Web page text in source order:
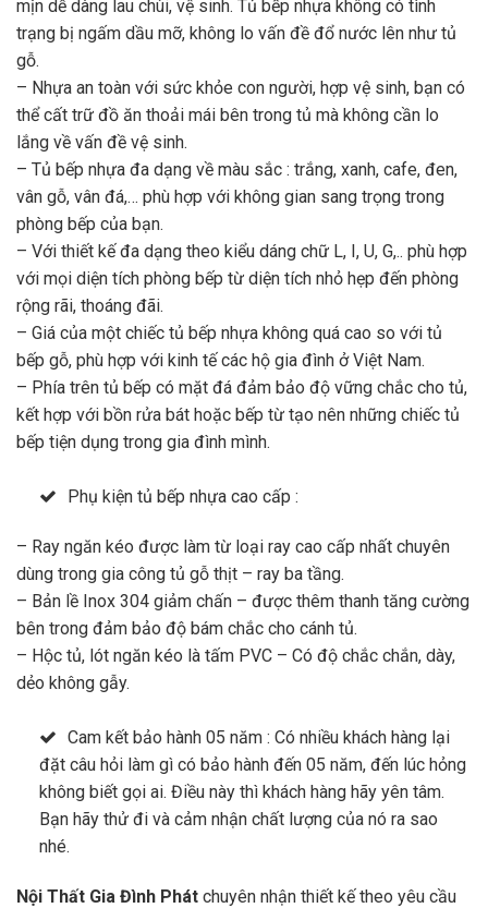
mịn dễ dàng lau chùi, vệ sinh. Tủ bếp nhựa không có tình
trạng bị ngấm dầu mỡ, không lo vấn đề đổ nước lên như tủ
gỗ.
– Nhựa an toàn với sức khỏe con người, hợp vệ sinh, bạn có
thể cất trữ đồ ăn thoải mái bên trong tủ mà không cần lo
lắng về vấn đề vệ sinh.
– Tủ bếp nhựa đa dạng về màu sắc : trắng, xanh, cafe, đen,
vân gỗ, vân đá,… phù hợp với không gian sang trọng trong
phòng bếp của bạn.
– Với thiết kế đa dạng theo kiểu dáng chữ L, I, U, G,.. phù hợp
với mọi diện tích phòng bếp từ diện tích nhỏ hẹp đến phòng
rộng rãi, thoáng đãi.
– Giá của một chiếc tủ bếp nhựa không quá cao so với tủ
bếp gỗ, phù hợp với kinh tế các hộ gia đình ở Việt Nam.
– Phía trên tủ bếp có mặt đá đảm bảo độ vững chắc cho tủ,
kết hợp với bồn rửa bát hoặc bếp từ tạo nên những chiếc tủ
bếp tiện dụng trong gia đình mình.
Phụ kiện tủ bếp nhựa cao cấp :
– Ray ngăn kéo được làm từ loại ray cao cấp nhất chuyên
dùng trong gia công tủ gỗ thịt – ray ba tầng.
– Bản lề Inox 304 giảm chấn – được thêm thanh tăng cường
bên trong đảm bảo độ bám chắc cho cánh tủ.
– Hộc tủ, lót ngăn kéo là tấm PVC – Có độ chắc chắn, dày,
dẻo không gẫy.
Cam kết bảo hành 05 năm : Có nhiều khách hàng lại
đặt câu hỏi làm gì có bảo hành đến 05 năm, đến lúc hỏng
không biết gọi ai. Điều này thì khách hàng hãy yên tâm.
Bạn hãy thử đi và cảm nhận chất lượng của nó ra sao
nhé.
Nội Thất Gia Đình Phát chuyên nhận thiết kế theo yêu cầu